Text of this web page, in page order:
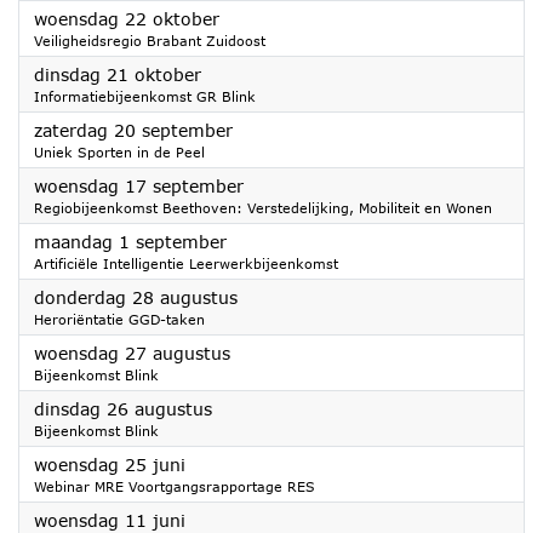
woensdag 22 oktober2025
Veiligheidsregio Brabant Zuidoost
dinsdag 21 oktober2025
Informatiebijeenkomst GR Blink
zaterdag 20 september2025
Uniek Sporten in de Peel
woensdag 17 september2025
Regiobijeenkomst Beethoven: Verstedelijking, Mobiliteit en Wonen
maandag 1 september2025
Artificiële Intelligentie Leerwerkbijeenkomst
donderdag 28 augustus2025
Heroriëntatie GGD-taken
woensdag 27 augustus2025
Bijeenkomst Blink
dinsdag 26 augustus2025
Bijeenkomst Blink
woensdag 25 juni
Webinar MRE Voortgangsrapportage RES
woensdag 11 juni